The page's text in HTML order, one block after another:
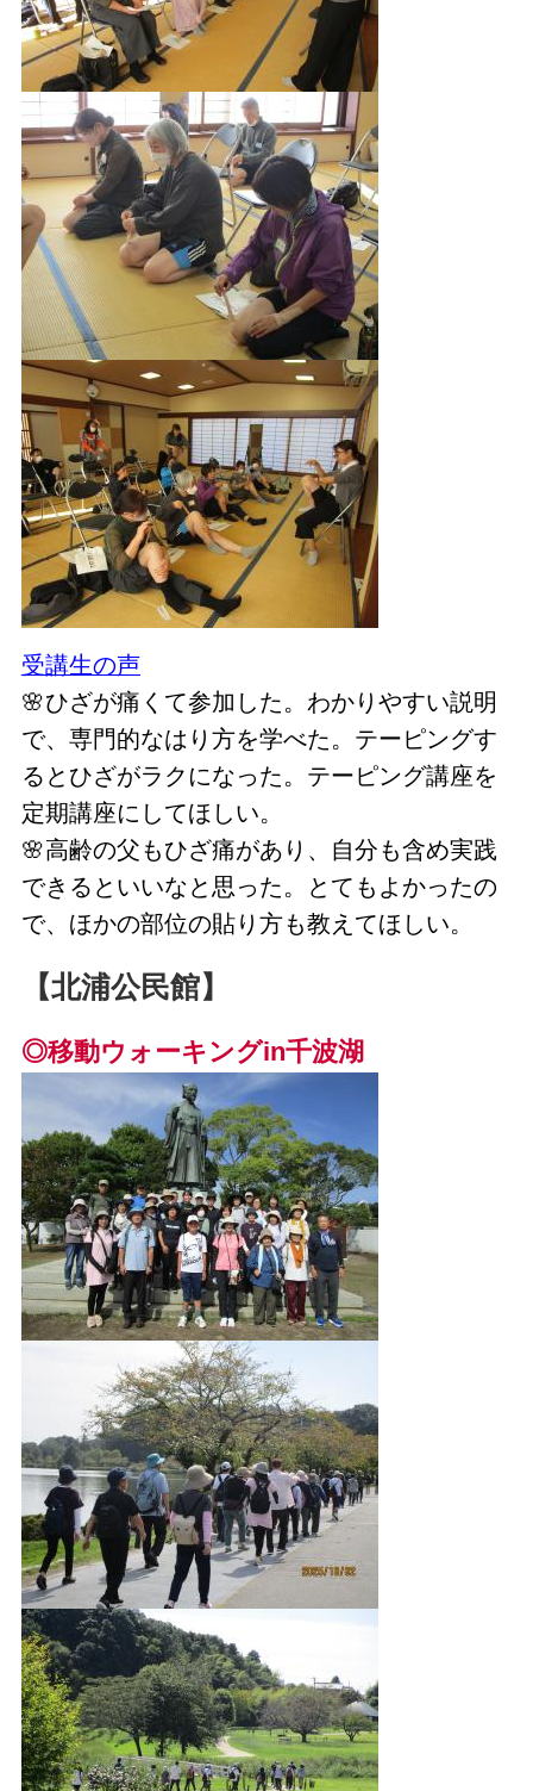
受講生の声
🌸ひざが痛くて参加した。わかりやすい説明
で、専門的なはり方を学べた。テーピングす
るとひざがラクになった。テーピング講座を
定期講座にしてほしい。
🌸高齢の父もひざ痛があり、自分も含め実践
できるといいなと思った。とてもよかったの
で、ほかの部位の貼り方も教えてほしい。
【北浦公民館】
◎移動ウォーキングin千波湖